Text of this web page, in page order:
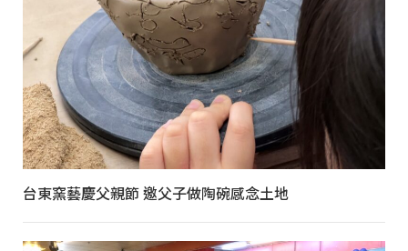
台東窯藝慶父親節 邀父子做陶碗感念土地